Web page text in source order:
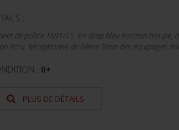
:
de police 1891/15. En drap bleu horizon troupe,
écru. Réceptionné du 6ème Train des équipages
: II+
PLUS DE DÉTAILS